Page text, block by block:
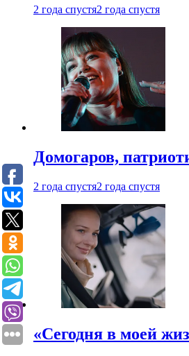
2 года спустя2 года спустя
Домогаров,
2 года спустя2 года спустя
«Сегодня в моей